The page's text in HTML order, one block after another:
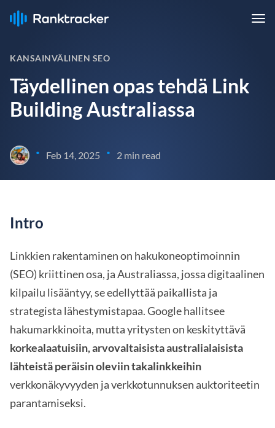
KANSAINVÄLINEN SEO
Täydellinen opas tehdä Link
Building Australiassa
• Feb 14, 2025 • 2 min read
Intro
Linkkien rakentaminen on hakukoneoptimoinnin
(SEO) kriittinen osa, ja Australiassa, jossa digitaalinen
kilpailu lisääntyy, se edellyttää paikallista ja
strategista lähestymistapaa. Google hallitsee
hakumarkkinoita, mutta yritysten on keskityttävä
korkealaatuisiin, arvovaltaisista australialaisista
lähteistä peräisin oleviin takalinkkeihin
verkkonäkyvyyden ja verkkotunnuksen auktoriteetin
parantamiseksi.